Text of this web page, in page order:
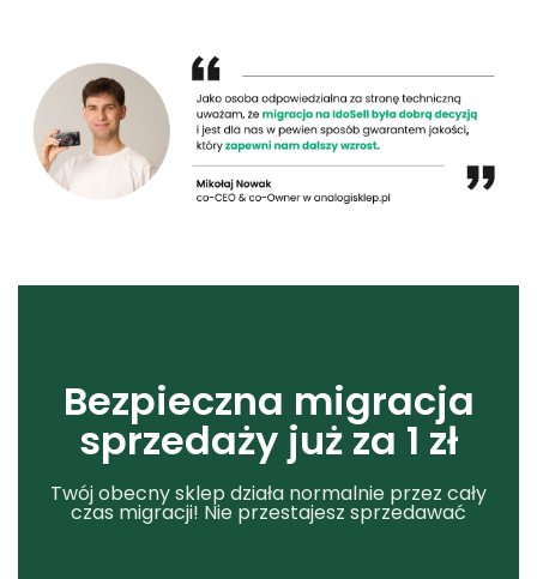
Bezpieczna migracja
sprzedaży już za 1 zł
Twój obecny sklep działa normalnie przez cały
czas migracji! Nie przestajesz sprzedawać